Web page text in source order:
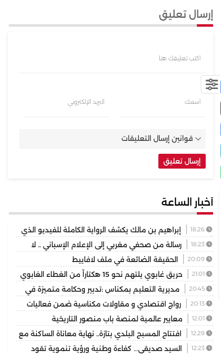
إرسال تعليق
اكتب تعليقك هنا
اسمك البريد الإلكتروني
قوانين إرسال التعليقات
أخبار الساعة
إبراهيم بن مالك يكشف الرواية الكاملة للفيديو الذي
أشعل مواقع التواصل
رسالة من صحفي مغربي إلى الإعلام الإسباني .. لا
تختزلوا التاريخ في رواية واحدة
الحقيقة الضائعة في ملف لافاييط
حريق غابوي يلتهم نحو 15 هكتاراً من الغطاء الغابوي
بإقليم تازة مديرية التعليم بمكناس :تدبير وحكامة متميزة في
توسيع وتجويد العرض المدرسي ثانوية المنتزه التأهيلية نموذجا
رواج اقتصادي و مقاولات مكناسية ضمن فعاليات
مهرجان عيساوة الدولي
معايير عالمية لمنصة باب منصور التاريخية
افتتاح المسبح البلدي بتازة.. نهاية معاناة الساكنة مع
غياب فضاء السباحة الوحيد
السيد صديقي… كفاءة وطنية ورؤية تنموية تقود